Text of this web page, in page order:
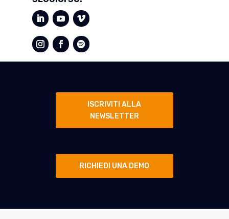
ISCRIVITI ALLA
NEWSLETTER
RICHIEDI UNA DEMO